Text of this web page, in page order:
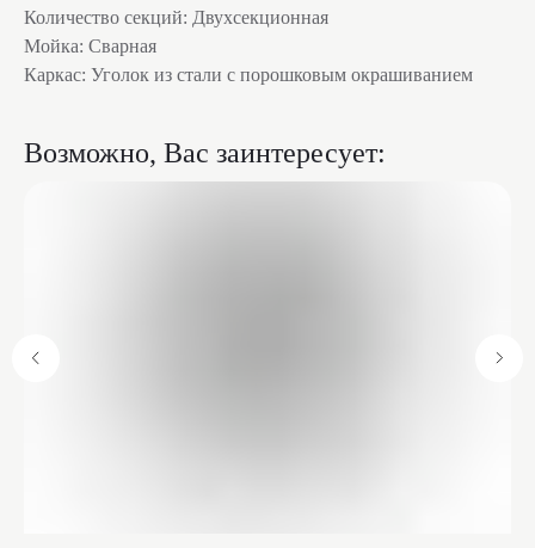
Количество секций: Двухсекционная
Мойка: Сварная
Каркас: Уголок из стали с порошковым окрашиванием
Возможно, Вас заинтересует: